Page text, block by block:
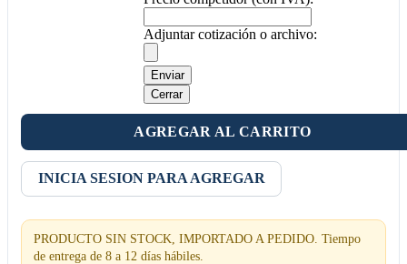
Adjuntar cotización o archivo:
Enviar
Cerrar
AGREGAR AL CARRITO
INICIA SESION PARA AGREGAR
PRODUCTO SIN STOCK, IMPORTADO A PEDIDO. Tiempo
de entrega de 8 a 12 días hábiles.